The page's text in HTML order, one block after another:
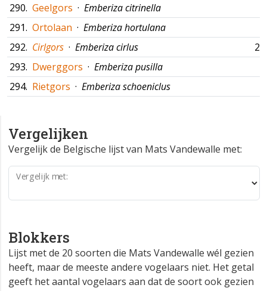
290. Geelgors · Emberiza citrinella
291. Ortolaan · Emberiza hortulana
292. Cirlgors · Emberiza cirlus
293. Dwerggors · Emberiza pusilla
294. Rietgors · Emberiza schoeniclus
Vergelijken
Vergelijk de Belgische lijst van Mats Vandewalle met:
Vergelijk met:
Blokkers
Lijst met de 20 soorten die Mats Vandewalle wél gezien
heeft, maar de meeste andere vogelaars niet. Het getal
geeft het aantal vogelaars aan dat de soort ook gezien